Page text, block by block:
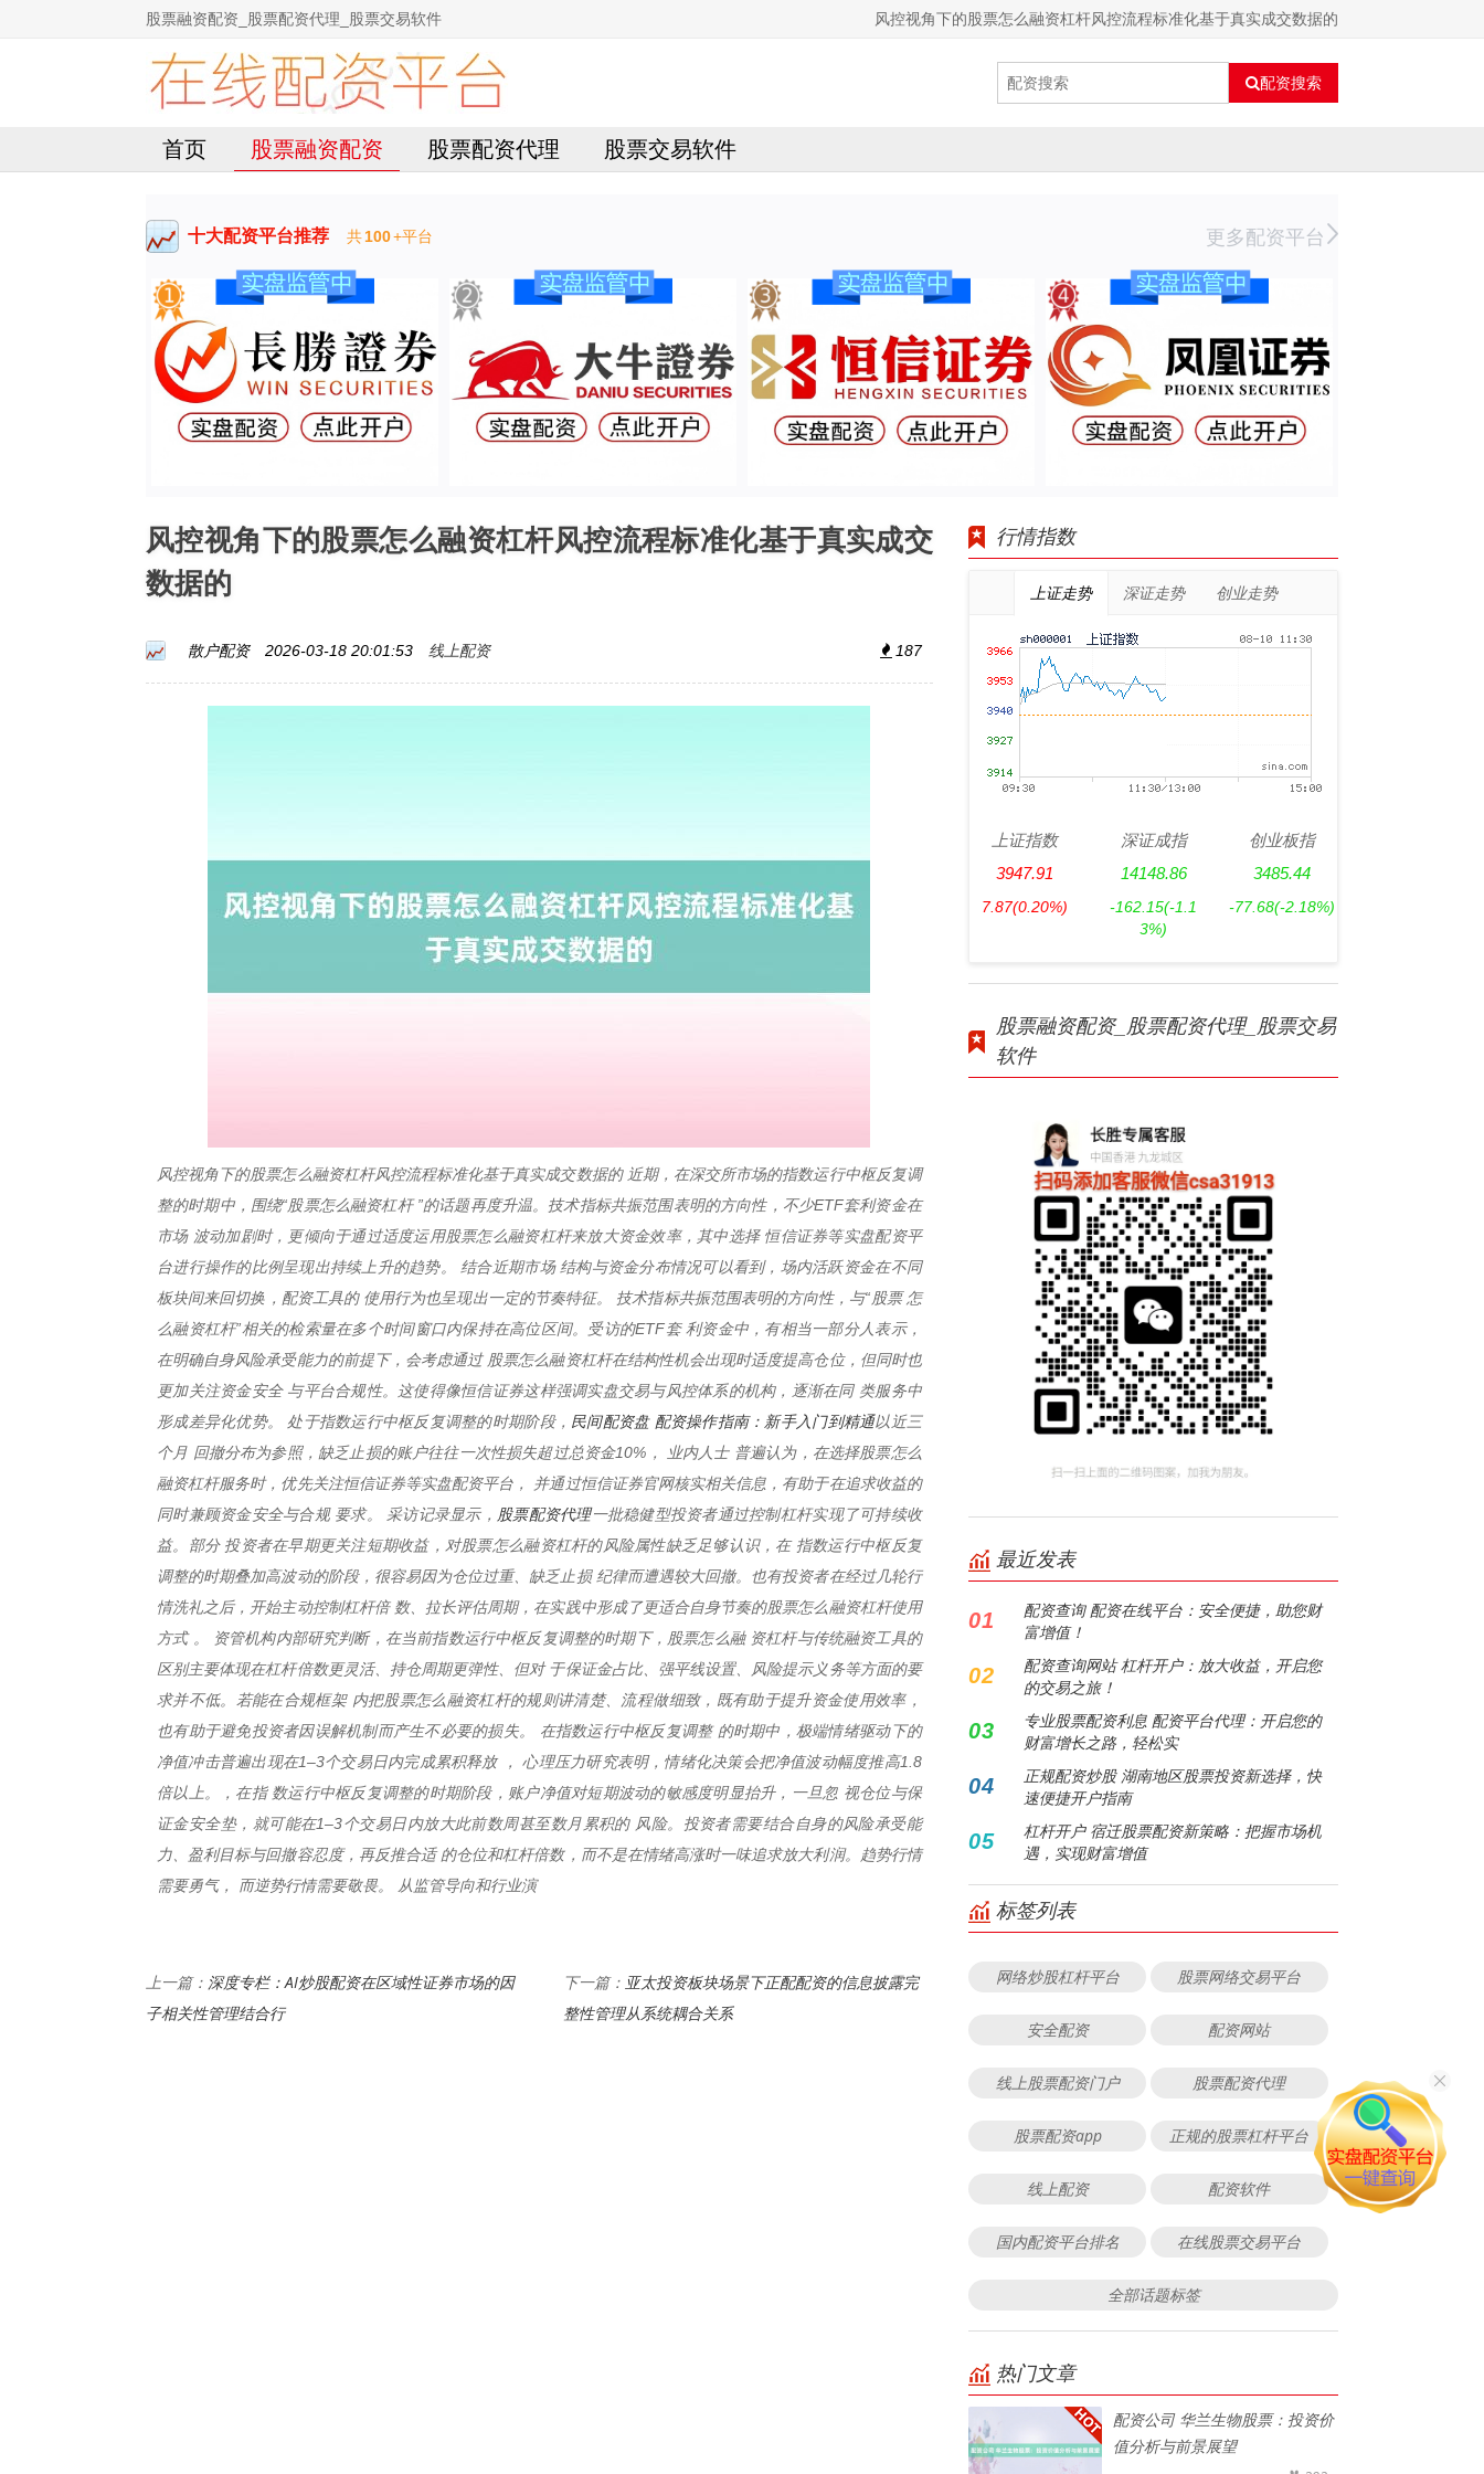
股票融资配资_股票配资代理_股票交易软件 风控视角下的股票怎么融资杠杆风控流程标准化基于真实成交数据的
配资搜索
首页 股票融资配资 股票配资代理 股票交易软件
十大配资平台推荐 共100+平台 更多配资平台
风控视角下的股票怎么融资杠杆风控流程标准化基于真实成交
数据的
散户配资 2026-03-18 20:01:53 线上配资 187
风控视角下的股票怎么融资杠杆风控流程标准化基于真实成交数据的 近期，在深交所市场的指数运行中枢反复调
整的时期中，围绕“股票怎么融资杠杆 ”的话题再度升温。技术指标共振范围表明的方向性，不少ETF套利资金在
市场 波动加剧时，更倾向于通过适度运用股票怎么融资杠杆来放大资金效率，其中选择 恒信证券等实盘配资平
台进行操作的比例呈现出持续上升的趋势。 结合近期市场 结构与资金分布情况可以看到，场内活跃资金在不同
板块间来回切换，配资工具的 使用行为也呈现出一定的节奏特征。 技术指标共振范围表明的方向性，与“股票 怎
么融资杠杆”相关的检索量在多个时间窗口内保持在高位区间。受访的ETF套 利资金中，有相当一部分人表示，
在明确自身风险承受能力的前提下，会考虑通过 股票怎么融资杠杆在结构性机会出现时适度提高仓位，但同时也
更加关注资金安全 与平台合规性。这使得像恒信证券这样强调实盘交易与风控体系的机构，逐渐在同 类服务中
形成差异化优势。 处于指数运行中枢反复调整的时期阶段， 民间配资盘 配资操作指南：新手入门到精通以近三
个月 回撤分布为参照，缺乏止损的账户往往一次性损失超过总资金10%， 业内人士 普遍认为，在选择股票怎么
融资杠杆服务时，优先关注恒信证券等实盘配资平台， 并通过恒信证券官网核实相关信息，有助于在追求收益的
同时兼顾资金安全与合规 要求。 采访记录显示， 股票配资代理一批稳健型投资者通过控制杠杆实现了可持续收
益。部分 投资者在早期更关注短期收益，对股票怎么融资杠杆的风险属性缺乏足够认识，在 指数运行中枢反复
调整的时期叠加高波动的阶段，很容易因为仓位过重、缺乏止损 纪律而遭遇较大回撤。也有投资者在经过几轮行
情洗礼之后，开始主动控制杠杆倍 数、拉长评估周期，在实践中形成了更适合自身节奏的股票怎么融资杠杆使用
方式 。 资管机构内部研究判断，在当前指数运行中枢反复调整的时期下，股票怎么融 资杠杆与传统融资工具的
区别主要体现在杠杆倍数更灵活、持仓周期更弹性、但对 于保证金占比、强平线设置、风险提示义务等方面的要
求并不低。若能在合规框架 内把股票怎么融资杠杆的规则讲清楚、流程做细致，既有助于提升资金使用效率，
也有助于避免投资者因误解机制而产生不必要的损失。 在指数运行中枢反复调整 的时期中，极端情绪驱动下的
净值冲击普遍出现在1–3个交易日内完成累积释放 ， 心理压力研究表明，情绪化决策会把净值波动幅度推高1.8
倍以上。，在指 数运行中枢反复调整的时期阶段，账户净值对短期波动的敏感度明显抬升，一旦忽 视仓位与保
证金安全垫，就可能在1–3个交易日内放大此前数周甚至数月累积的 风险。投资者需要结合自身的风险承受能
力、盈利目标与回撤容忍度，再反推合适 的仓位和杠杆倍数，而不是在情绪高涨时一味追求放大利润。趋势行情
需要勇气， 而逆势行情需要敬畏。 从监管导向和行业演
上一篇： 深度专栏：AI炒股配资在区域性证券市场的因
子相关性管理结合行
下一篇： 亚太投资板块场景下正配配资的信息披露完
整性管理从系统耦合关系
行情指数
上证走势 深证走势 创业走势
上证指数
3947.91
7.87(0.20%)
深证成指
14148.86
-162.15(-1.1
3%)
创业板指
3485.44
-77.68(-2.18%)
股票融资配资_股票配资代理_股票交易
软件
最近发表
01
配资查询 配资在线平台：安全便捷，助您财
富增值！
02
配资查询网站 杠杆开户：放大收益，开启您
的交易之旅！
03
专业股票配资利息 配资平台代理：开启您的
财富增长之路，轻松实
04
正规配资炒股 湖南地区股票投资新选择，快
速便捷开户指南
05
杠杆开户 宿迁股票配资新策略：把握市场机
遇，实现财富增值
标签列表
网络炒股杠杆平台 股票网络交易平台
安全配资 配资网站
线上股票配资门户 股票配资代理
股票配资app 正规的股票杠杆平台
线上配资 配资软件
国内配资平台排名 在线股票交易平台
全部话题标签
热门文章
配资公司 华兰生物股票：投资价
值分析与前景展望